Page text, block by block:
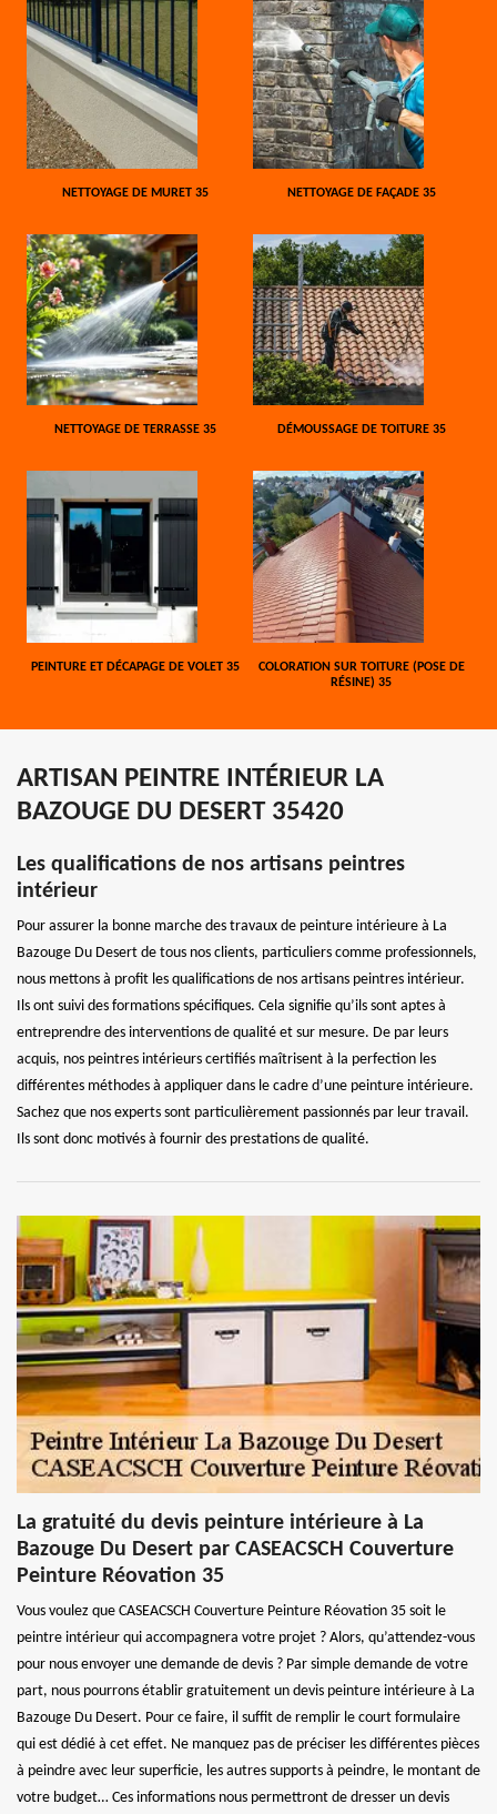
NETTOYAGE DE MURET 35 NETTOYAGE DE FAÇADE 35
NETTOYAGE DE TERRASSE 35 DÉMOUSSAGE DE TOITURE 35
PEINTURE ET DÉCAPAGE DE VOLET 35
COLORATION SUR TOITURE (POSE DE
RÉSINE) 35
ARTISAN PEINTRE INTÉRIEUR LA
BAZOUGE DU DESERT 35420
Les qualifications de nos artisans peintres
intérieur
Pour assurer la bonne marche des travaux de peinture intérieure à La
Bazouge Du Desert de tous nos clients, particuliers comme professionnels,
nous mettons à profit les qualifications de nos artisans peintres intérieur.
Ils ont suivi des formations spécifiques. Cela signifie qu’ils sont aptes à
entreprendre des interventions de qualité et sur mesure. De par leurs
acquis, nos peintres intérieurs certifiés maîtrisent à la perfection les
différentes méthodes à appliquer dans le cadre d’une peinture intérieure.
Sachez que nos experts sont particulièrement passionnés par leur travail.
Ils sont donc motivés à fournir des prestations de qualité.
La gratuité du devis peinture intérieure à La
Bazouge Du Desert par CASEACSCH Couverture
Peinture Réovation 35
Vous voulez que CASEACSCH Couverture Peinture Réovation 35 soit le
peintre intérieur qui accompagnera votre projet ? Alors, qu’attendez-vous
pour nous envoyer une demande de devis ? Par simple demande de votre
part, nous pourrons établir gratuitement un devis peinture intérieure à La
Bazouge Du Desert. Pour ce faire, il suffit de remplir le court formulaire
qui est dédié à cet effet. Ne manquez pas de préciser les différentes pièces
à peindre avec leur superficie, les autres supports à peindre, le montant de
votre budget… Ces informations nous permettront de dresser un devis